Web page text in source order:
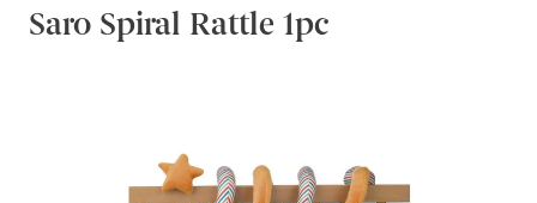
Saro Spiral Rattle 1pc